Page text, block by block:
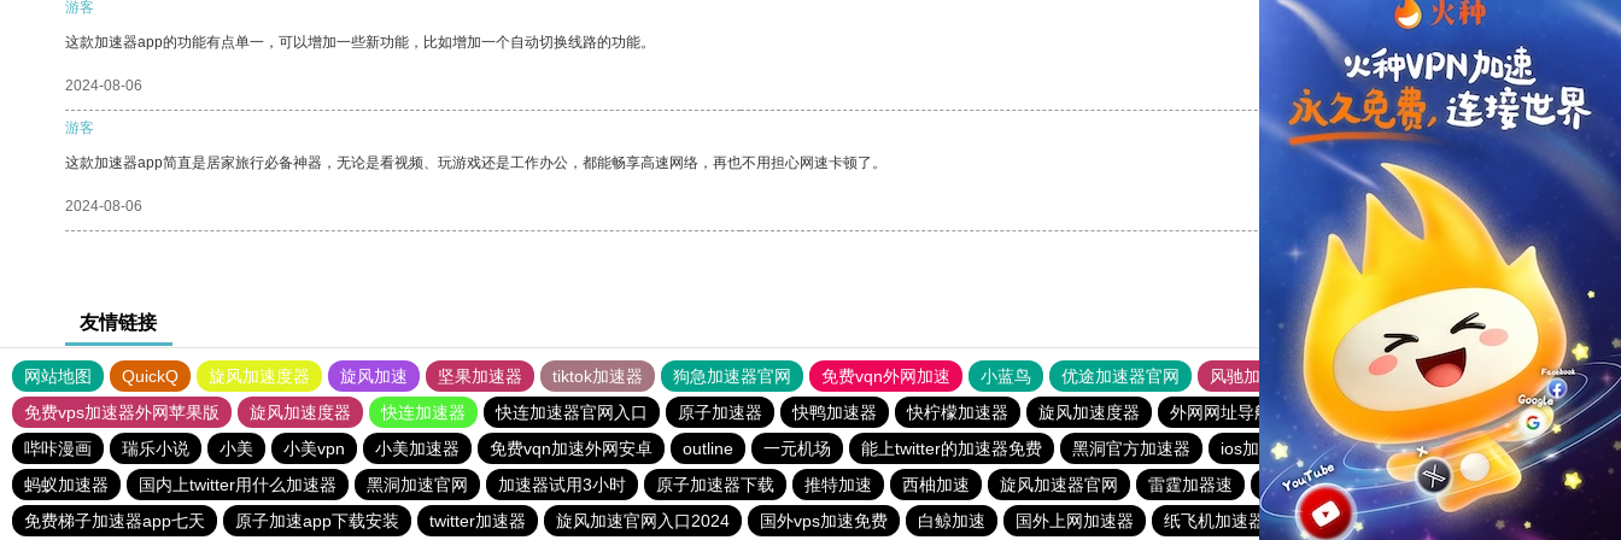
游客
这款加速器app的功能有点单一，可以增加一些新功能，比如增加一个自动切换线路的功能。
2024-08-06 支持 [0] 反对 [0]
游客
这款加速器app简直是居家旅行必备神器，无论是看视频、玩游戏还是工作办公，都能畅享高速网络，再也不用担心网速卡顿了。
2024-08-06 支持
友情链接
网站地图 QuickQ 旋风加速度器 旋风加速 坚果加速器 tiktok加速器 狗急加速器官网 免费vqn外网加速 小蓝鸟 优途加速器官网 风驰加速器
旋风加速器
免费vps加速器外网苹果版
旋风加速度器 快连加速器 快连加速器官网入口 原子加速器 快鸭加速器 快柠檬加速器 旋风加速度器 外网网址导航 软件中心 雷霆加速
狂飙加速器
哔咔漫画
瑞乐小说 小美 小美vpn 小美加速器 免费vqn加速外网安卓 outline 一元机场 能上twitter的加速器免费 黑洞官方加速器 ios加速器 海鸥加速器
ios加速器
蚂蚁加速器
国内上twitter用什么加速器 黑洞加速官网 加速器试用3小时 原子加速器下载 推特加速 西柚加速 旋风加速器官网 雷霆加器速
黑洞vp永久加速器
免费梯子加速器app七天
原子加速app下载安装 twitter加速器 旋风加速官网入口2024 国外vps加速免费 白鲸加速 国外上网加速器 纸飞机加速器 旋风加速 旋风vqn官网